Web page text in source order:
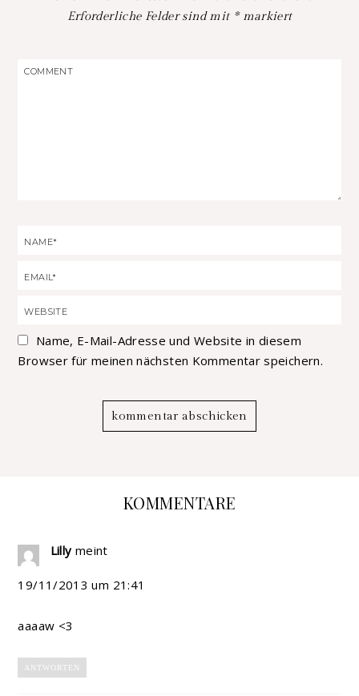
Erforderliche Felder sind mit *markiert
Name, E-Mail-Adresse und Website in diesem
Browser für meinen nächsten Kommentar speichern.
KOMMENTARE
Lilly meint
19/11/2013 um 21:41
aaaaw <3
ANTWORTEN